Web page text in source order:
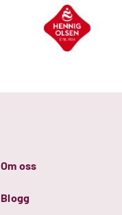
Om oss
Blogg